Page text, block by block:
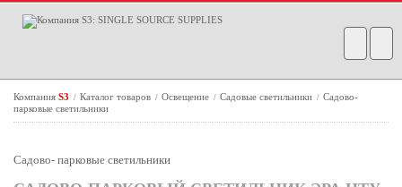
Компания S3 / Каталог товаров / Освещение / Садовые светильники / Садово-
парковые светильники
Садово- парковые светильники